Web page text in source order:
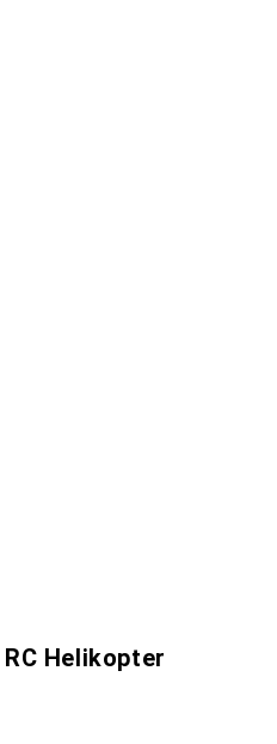
Helikopter